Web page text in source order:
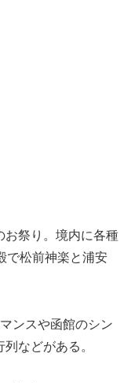
お祭り。境内に各種
で松前神楽と浦安
ンスや函館のシン
などがある。